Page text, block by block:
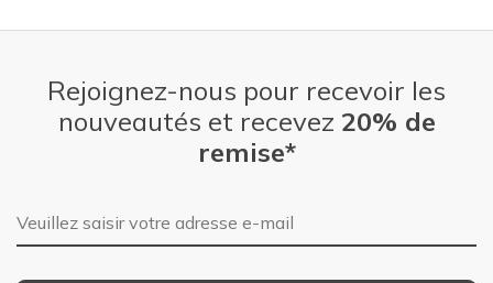
Rejoignez-nous pour recevoir les
nouveautés et recevez 20% de
remise*
Adresse e-mail